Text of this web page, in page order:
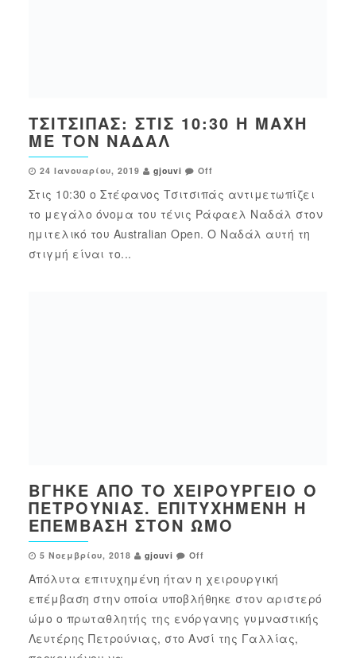
ΤΣΙΤΣΙΠΆΣ: ΣΤΙΣ 10:30 Η ΜΆΧΗ
ΜΕ ΤΟΝ ΝΑΔΆΛ
24 Ιανουαρίου, 2019 gjouvi Off
Στις 10:30 ο Στέφανος Τσιτσιπάς αντιμετωπίζει
το μεγάλο όνομα του τένις Ράφαελ Ναδάλ στον
ημιτελικό του Australian Open. Ο Ναδάλ αυτή τη
στιγμή είναι το...
ΒΓΉΚΕ ΑΠΌ ΤΟ ΧΕΙΡΟΥΡΓΕΊΟ Ο
ΠΕΤΡΟΎΝΙΑΣ. ΕΠΙΤΥΧΗΜΈΝΗ Η
ΕΠΈΜΒΑΣΗ ΣΤΟΝ ΏΜΟ
5 Νοεμβρίου, 2018 gjouvi Off
Απόλυτα επιτυχημένη ήταν η χειρουργική
επέμβαση στην οποία υποβλήθηκε στον αριστερό
ώμο ο πρωταθλητής της ενόργανης γυμναστικής
Λευτέρης Πετρούνιας, στο Ανσί της Γαλλίας,